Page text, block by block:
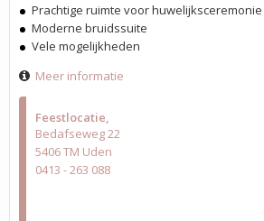
Feestlocatie
Bedafseweg 22
5406 TM Uden
0413 - 263 088
Prachtige ruimte voor huwelijksceremonie
Moderne bruidssuite
Vele mogelijkheden
Meer informatie